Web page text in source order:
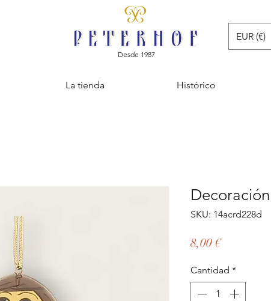
EUR (€)
Desde 1987
La tienda Histórico
SKU: 14acrd228d
8,00 €Precio
Cantidad *